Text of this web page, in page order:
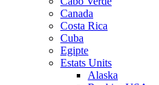
Canada
Costa Rica
Cuba
Egipte
Estats Units
Alaska